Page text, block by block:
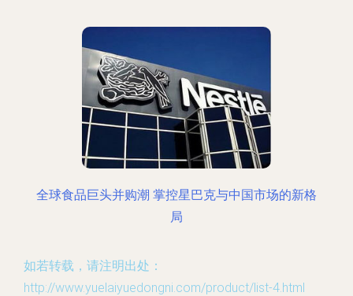
全球食品巨头并购潮 掌控星巴克与中国市场的新格
局
如若转载，请注明出处：
http://www.yuelaiyuedongni.com/product/list-4.html